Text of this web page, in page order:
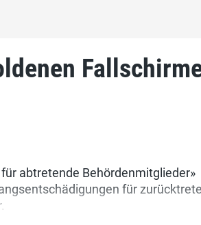
abtretende Behördenmitglieder»
für